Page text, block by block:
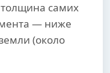
самих
— ниже
(около